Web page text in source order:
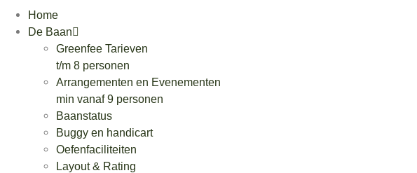
Home
De Baan
Greenfee Tarieven
t/m 8 personen
Arrangementen en Evenementen
min vanaf 9 personen
Baanstatus
Buggy en handicart
Oefenfaciliteiten
Layout & Rating